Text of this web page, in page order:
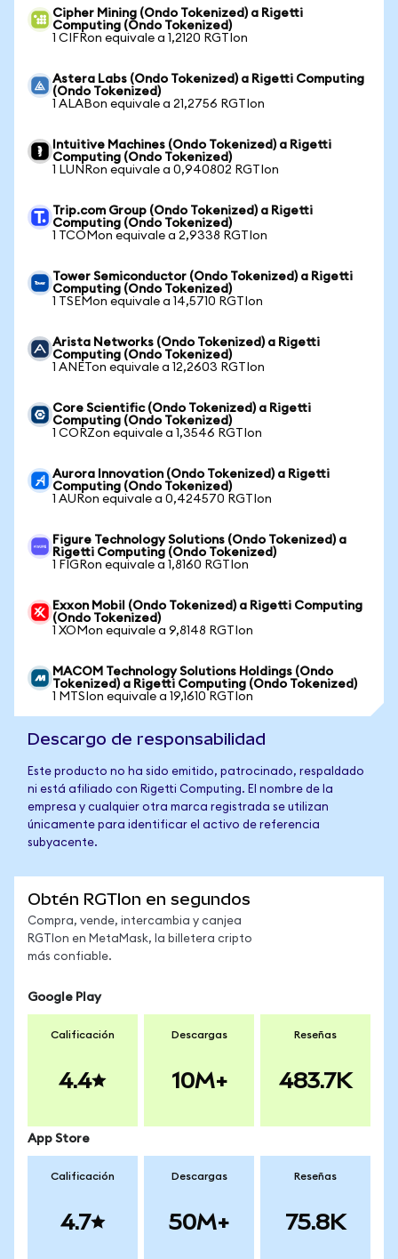
Cipher Mining (Ondo Tokenized) a Rigetti
Computing (Ondo Tokenized)
1 CIFRon equivale a 1,2120 RGTIon
Astera Labs (Ondo Tokenized) a Rigetti Computing
(Ondo Tokenized)
1 ALABon equivale a 21,2756 RGTIon
Intuitive Machines (Ondo Tokenized) a Rigetti
Computing (Ondo Tokenized)
1 LUNRon equivale a 0,940802 RGTIon
Trip.com Group (Ondo Tokenized) a Rigetti
Computing (Ondo Tokenized)
1 TCOMon equivale a 2,9338 RGTIon
Tower Semiconductor (Ondo Tokenized) a Rigetti
Computing (Ondo Tokenized)
1 TSEMon equivale a 14,5710 RGTIon
Arista Networks (Ondo Tokenized) a Rigetti
Computing (Ondo Tokenized)
1 ANETon equivale a 12,2603 RGTIon
Core Scientific (Ondo Tokenized) a Rigetti
Computing (Ondo Tokenized)
1 CORZon equivale a 1,3546 RGTIon
Aurora Innovation (Ondo Tokenized) a Rigetti
Computing (Ondo Tokenized)
1 AURon equivale a 0,424570 RGTIon
Figure Technology Solutions (Ondo Tokenized) a
Rigetti Computing (Ondo Tokenized)
1 FIGRon equivale a 1,8160 RGTIon
Exxon Mobil (Ondo Tokenized) a Rigetti Computing
(Ondo Tokenized)
1 XOMon equivale a 9,8148 RGTIon
MACOM Technology Solutions Holdings (Ondo
Tokenized) a Rigetti Computing (Ondo Tokenized)
1 MTSIon equivale a 19,1610 RGTIon
Descargo de responsabilidad
Este producto no ha sido emitido, patrocinado, respaldado
ni está afiliado con Rigetti Computing. El nombre de la
empresa y cualquier otra marca registrada se utilizan
únicamente para identificar el activo de referencia
subyacente.
Obtén RGTIon en segundos
Compra, vende, intercambia y canjea
RGTIon en MetaMask, la billetera cripto
más confiable.
Google Play
Calificación
4.4
Descargas
10M+
Reseñas
483.7K
App Store
Calificación
4.7
Descargas
50M+
Reseñas
75.8K